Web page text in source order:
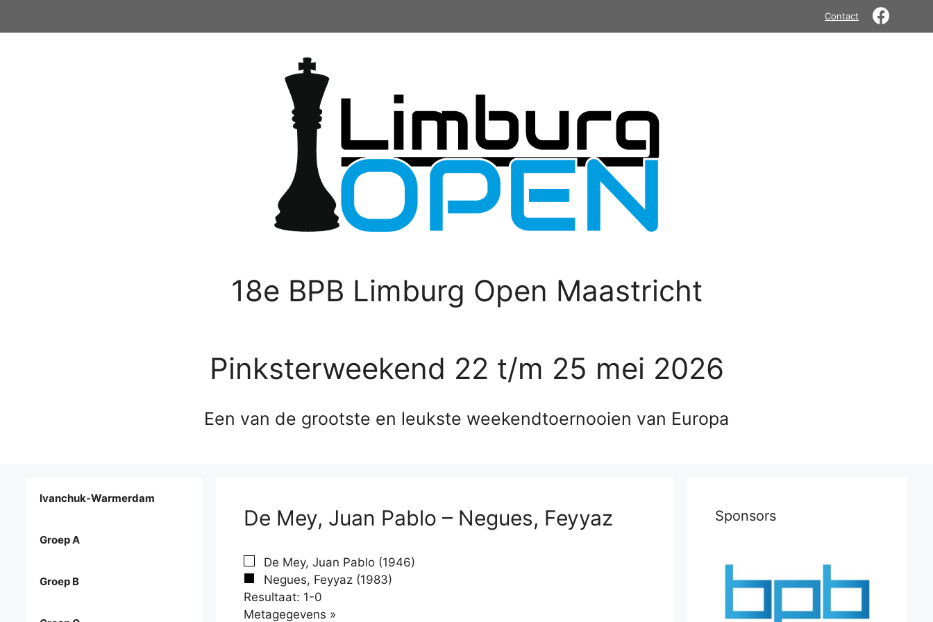
Contact
18e BPB Limburg Open Maastricht
Pinksterweekend 22 t/m 25 mei 2026
Een van de grootste en leukste weekendtoernooien van Europa
De Mey, Juan Pablo – Negues, Feyyaz
De Mey, Juan Pablo (1946)
Negues, Feyyaz (1983)
Resultaat: 1-0
Metagegevens »
Ivanchuk-Warmerdam
Groep A
Groep B
Sponsors